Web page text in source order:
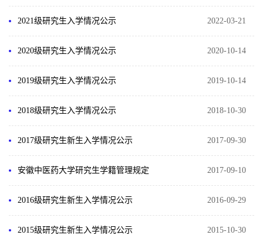
2022-03-21
2021级研究生入学情况公示
2020-10-14
2020级研究生入学情况公示
2019-10-14
2019级研究生入学情况公示
2018-10-30
2018级研究生入学情况公示
2017-09-30
2017级研究生新生入学情况公示
2017-09-10
安徽中医药大学研究生学籍管理规定
2016-09-29
2016级研究生新生入学情况公示
2015-10-30
2015级研究生新生入学情况公示